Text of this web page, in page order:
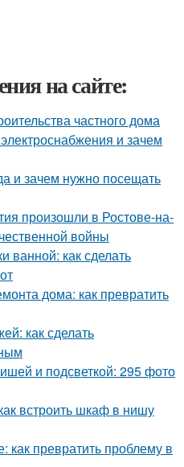
на сайте:
частного дома
и зачем
и зачем нужно посещать
произошли в Ростове-на-
войны
ванной: как сделать
дома: как превратить
как сделать
и подсветкой: 295 фото
встроить шкаф в нишу
превратить проблему в